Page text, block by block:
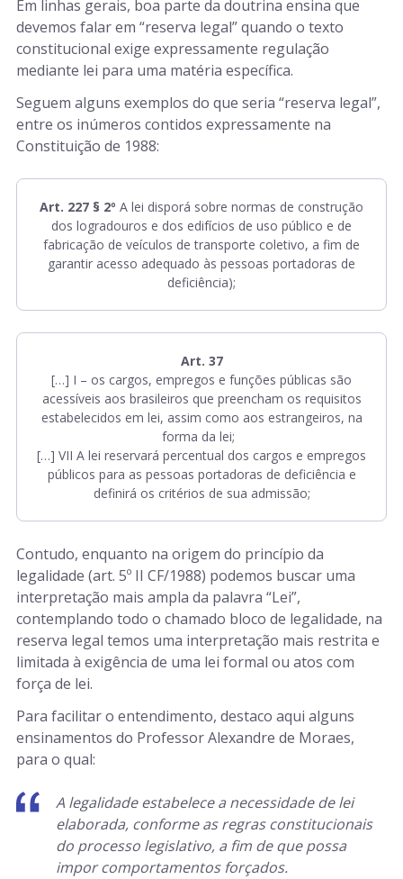
Em linhas gerais, boa parte da doutrina ensina que
devemos falar em “reserva legal” quando o texto
constitucional exige expressamente regulação
mediante lei para uma matéria específica.
Seguem alguns exemplos do que seria “reserva legal”,
entre os inúmeros contidos expressamente na
Constituição de 1988:
Art. 227 § 2º A lei disporá sobre normas de construção
dos logradouros e dos edifícios de uso público e de
fabricação de veículos de transporte coletivo, a fim de
garantir acesso adequado às pessoas portadoras de
deficiência);
Art. 37
[…] I – os cargos, empregos e funções públicas são
acessíveis aos brasileiros que preencham os requisitos
estabelecidos em lei, assim como aos estrangeiros, na
forma da lei;
[…] VII A lei reservará percentual dos cargos e empregos
públicos para as pessoas portadoras de deficiência e
definirá os critérios de sua admissão;
Contudo, enquanto na origem do princípio da
legalidade (art. 5º II CF/1988) podemos buscar uma
interpretação mais ampla da palavra “Lei”,
contemplando todo o chamado bloco de legalidade, na
reserva legal temos uma interpretação mais restrita e
limitada à exigência de uma lei formal ou atos com
força de lei.
Para facilitar o entendimento, destaco aqui alguns
ensinamentos do Professor Alexandre de Moraes,
para o qual:
A legalidade estabelece a necessidade de lei
elaborada, conforme as regras constitucionais
do processo legislativo, a fim de que possa
impor comportamentos forçados.